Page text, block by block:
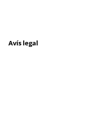
Avís legal